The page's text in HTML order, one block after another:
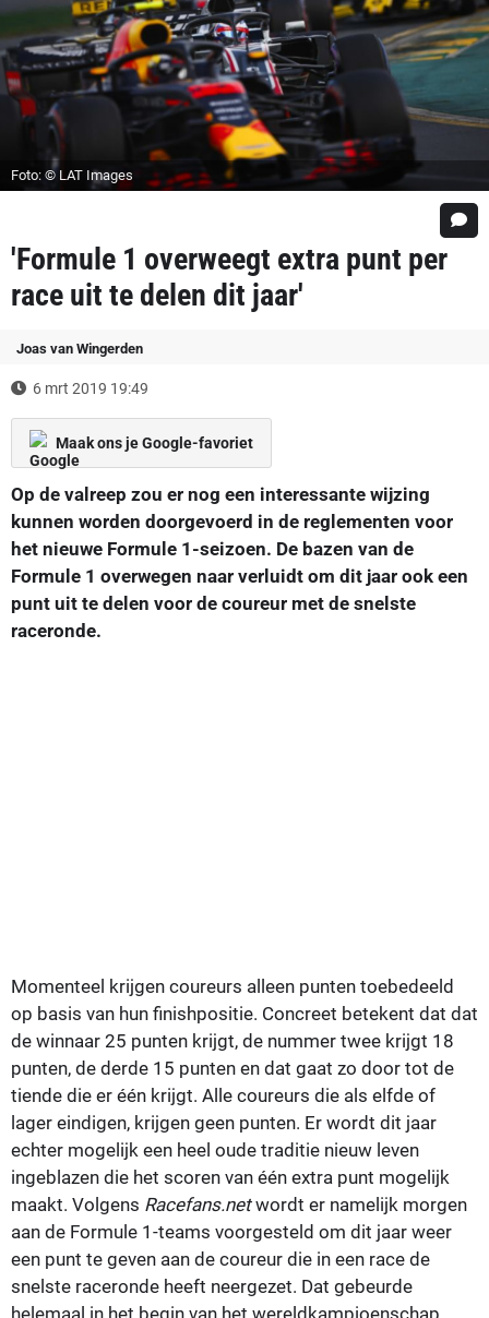
Foto: © LAT Images
'Formule 1 overweegt extra punt per
race uit te delen dit jaar'
Joas van Wingerden
6 mrt 2019 19:49
Maak ons je Google-favoriet
Op de valreep zou er nog een interessante wijzing
kunnen worden doorgevoerd in de reglementen voor
het nieuwe Formule 1-seizoen. De bazen van de
Formule 1 overwegen naar verluidt om dit jaar ook een
punt uit te delen voor de coureur met de snelste
raceronde.
Momenteel krijgen coureurs alleen punten toebedeeld
op basis van hun finishpositie. Concreet betekent dat dat
de winnaar 25 punten krijgt, de nummer twee krijgt 18
punten, de derde 15 punten en dat gaat zo door tot de
tiende die er één krijgt. Alle coureurs die als elfde of
lager eindigen, krijgen geen punten. Er wordt dit jaar
echter mogelijk een heel oude traditie nieuw leven
ingeblazen die het scoren van één extra punt mogelijk
maakt. Volgens Racefans.networdt er namelijk morgen
aan de Formule 1-teams voorgesteld om dit jaar weer
een punt te geven aan de coureur die in een race de
snelste raceronde heeft neergezet. Dat gebeurde
helemaal in het begin van het wereldkampioenschap